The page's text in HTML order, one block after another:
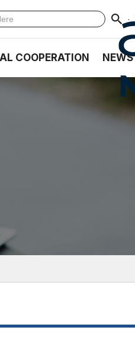
·
COOPERATION NEWS